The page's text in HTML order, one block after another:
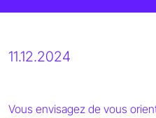
11.12.2024
Vous envisagez de vous